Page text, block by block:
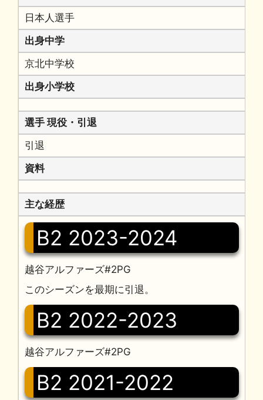
日本人選手
出身中学
京北中学校
出身小学校
選手 現役・引退
引退
資料
主な経歴
B2 2023-2024
越谷アルファーズ#2PG
このシーズンを最期に引退。
B2 2022-2023
越谷アルファーズ#2PG
B2 2021-2022